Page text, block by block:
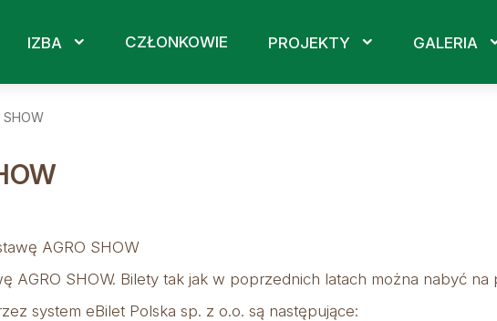
IZBA CZŁONKOWIE PROJEKTY GALERIA
SHOW
AGRO SHOW
AGRO SHOW. Bilety tak jak w poprzednich latach można nabyć na
system eBilet Polska sp. z o.o. są następujące: